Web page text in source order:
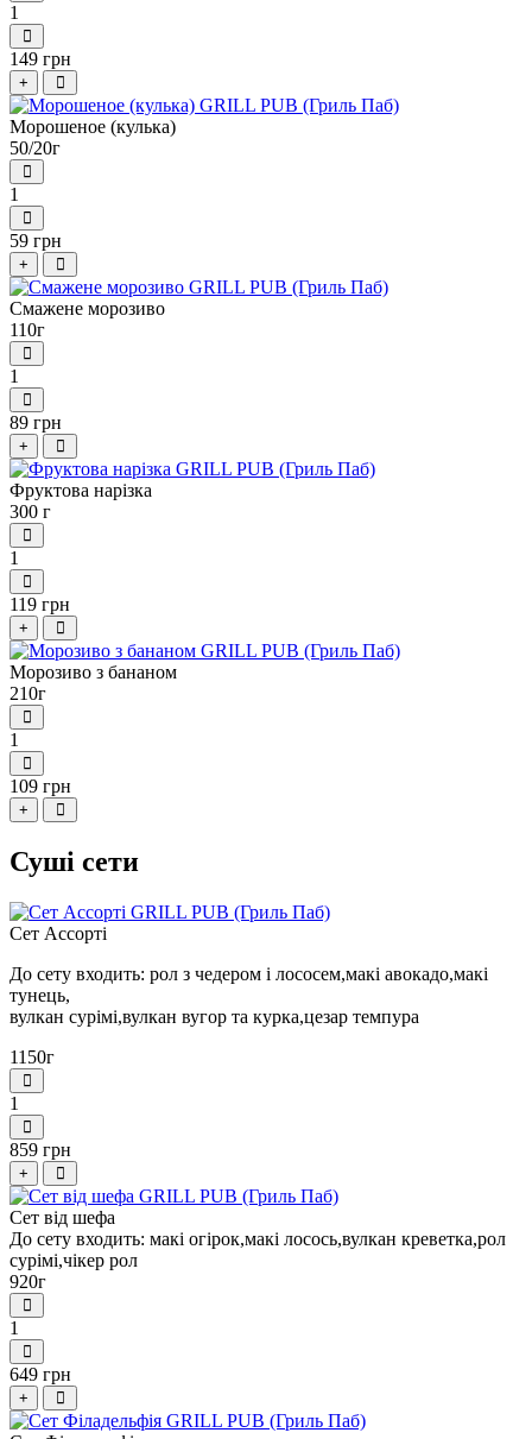
1
149 грн
+
Морошеное (кулька)
50/20г
1
59 грн
+
Смажене морозиво
110г
1
89 грн
+
Фруктова нарізка
300 г
1
119 грн
+
Морозиво з бананом
210г
1
109 грн
+
Суші сети
Сет Ассорті
До сету входить: рол з чедером і лососем,макі авокадо,макі
тунець,
вулкан сурімі,вулкан вугор та курка,цезар темпура
1150г
1
859 грн
+
Сет від шефа
До сету входить: макі огірок,макі лосось,вулкан креветка,рол
сурімі,чікер рол
920г
1
649 грн
+